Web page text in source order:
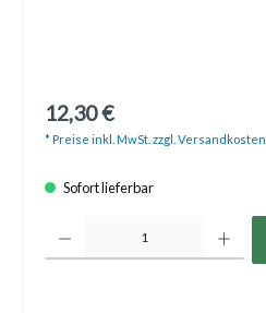
12,30 €
* Preise inkl. MwSt. zzgl. Versandkosten
Sofort lieferbar